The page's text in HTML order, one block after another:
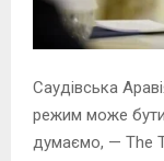
Саудівська
режим може
думаємо, — The